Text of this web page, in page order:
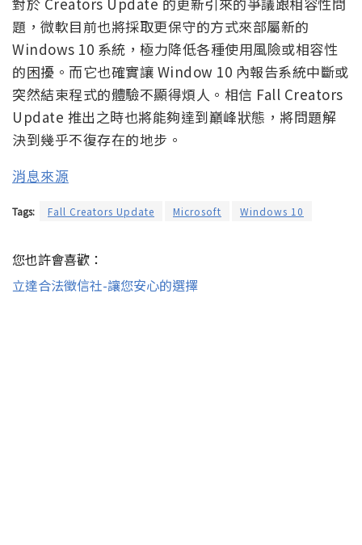
題，微軟目前也將採取更保守的方式來部屬新的
Windows 10 系統，極力降低各種使用風險或相容性
的困擾。而它也確實讓 Window 10 內報告系統中斷或
突然結束程式的體驗不顯得煩人。相信 Fall Creators
Update 推出之時也將能夠達到巔峰狀態，將問題解
決到幾乎不復存在的地步。
消息來源
Tags: Fall Creators Update Microsoft Windows 10
您也許會喜歡：
立達合法徵信社-讓您安心的選擇